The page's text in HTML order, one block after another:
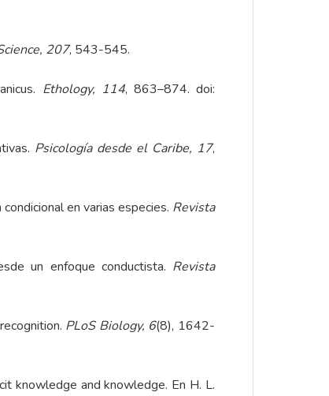
207, 543-545.
Ethology, 114, 863–874. doi:
Psicología desde el Caribe, 17,
en varias especies. Revista
un enfoque conductista. Revista
PLoS Biology, 6(8), 1642-
knowledge and knowledge. En H. L.